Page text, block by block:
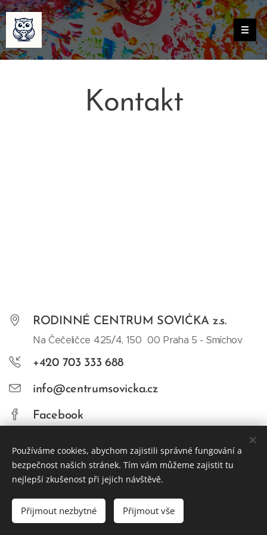
Kontakt
RODINNÉ CENTRUM SOVIČKA z.s.
Na Čečeličce 425/4, 150 00 Praha 5 - Smíchov
+420 703 333 688
info@centrumsovicka.cz
Facebook
© 2024 Rodinné centrum Sovička z.s.
Vytvořeno službou Webnode
Používáme cookies, abychom zajistili správné fungování a
bezpečnost našich stránek. Tím vám můžeme zajistit tu
nejlepší zkušenost při jejich návštěvě.
Přijmout nezbytné Přijmout vše